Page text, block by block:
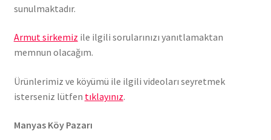
sunulmaktadır.
Armut sirkemiz ile ilgili sorularınızı yanıtlamaktan
memnun olacağım.
Ürünlerimiz ve köyümü ile ilgili videoları seyretmek
isterseniz lütfen tıklayınız.
Manyas Köy Pazarı